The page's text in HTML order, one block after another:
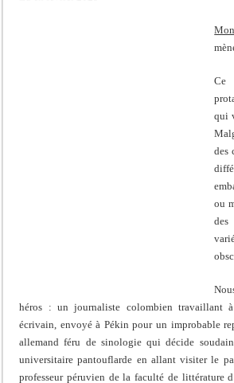
Ce
qui
des
ou
héros : un journaliste colombien travaillant
écrivain, envoyé à Pékin pour un improbable
allemand féru de sinologie qui décide
universitaire pantouflarde en allant visiter le
professeur péruvien de la faculté de littérature